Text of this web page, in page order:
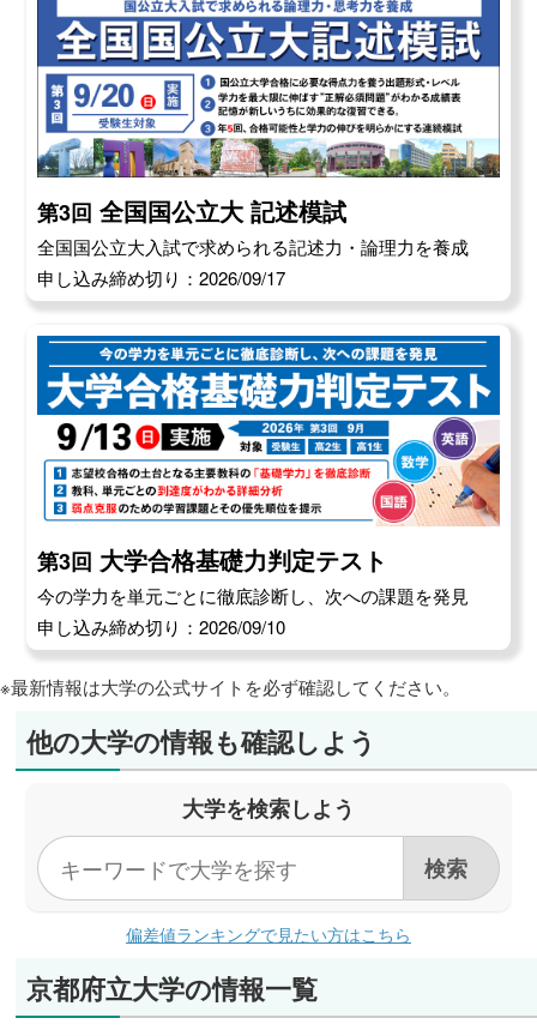
第3回 全国国公立大 記述模試
全国国公立大入試で求められる記述力・論理力を養成
申し込み締め切り：2026/09/17
第3回 大学合格基礎力判定テスト
今の学力を単元ごとに徹底診断し、次への課題を発見
申し込み締め切り：2026/09/10
※最新情報は大学の公式サイトを必ず確認してください。
他の大学の情報も確認しよう
大学を検索しよう
偏差値ランキングで見たい方はこちら
京都府立大学の情報一覧